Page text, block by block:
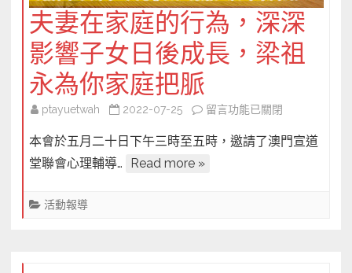
夫妻在家庭的行為，深深
影響子女日後成長，梁祖
永為你家庭把脈
ptayuetwah 2022-07-25
在
妻
留言功能已關閉
本會於五月二十日下午三時至五時，邀請了澳門宣道
堂聯會心理輔導…
Read more »
活動報導